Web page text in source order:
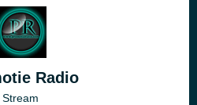
Radio
Stream